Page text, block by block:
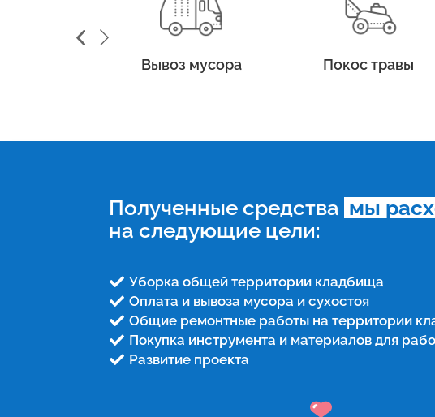
Вывоз мусора Покос травы
Полученные средства мы
на следующие цели:
 Уборка общей территории кладбища
 Оплата и вывоза мусора и сухостоя
 Общие ремонтные работы на территории
 Покупка инструмента и материалов для
 Развитие проекта